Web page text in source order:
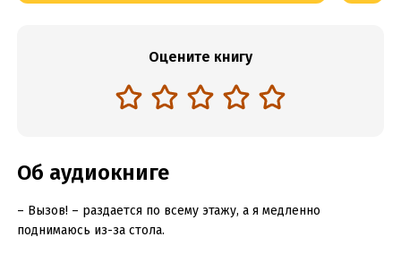
Оцените книгу
Об аудиокниге
– Вызов! – раздается по всему этажу, а я медленно
поднимаюсь из-за стола.